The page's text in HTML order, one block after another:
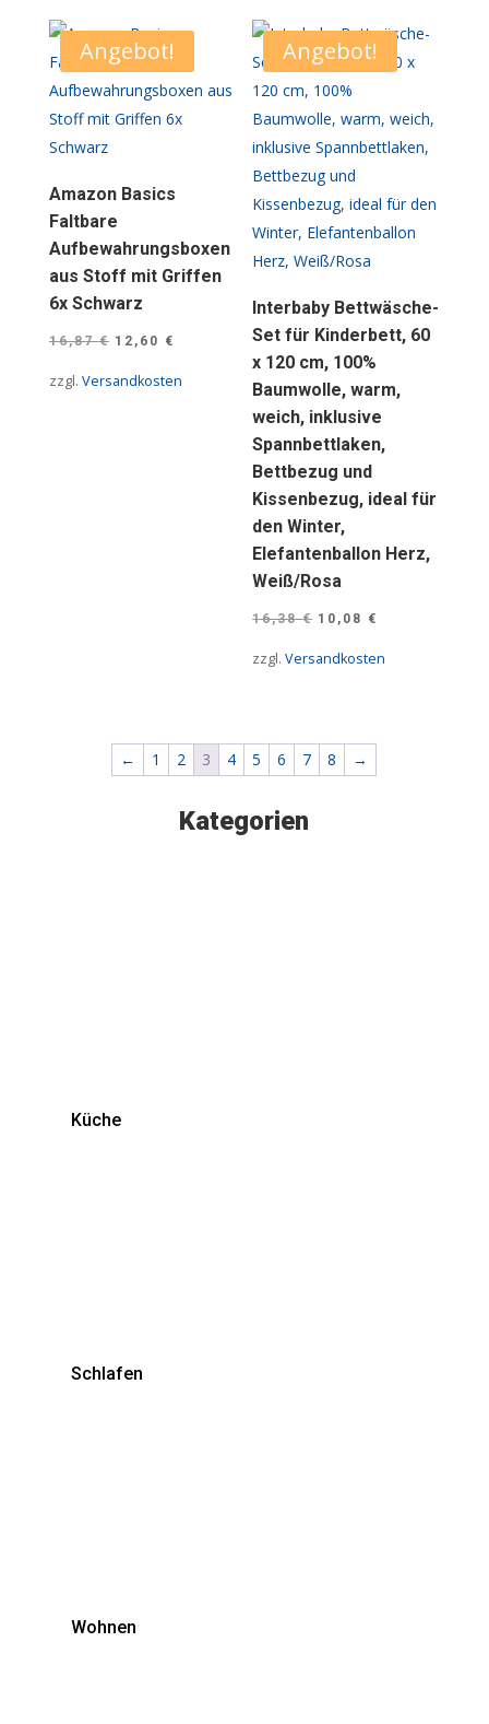
Angebot!
Amazon Basics
Faltbare
Aufbewahrungsboxen
aus Stoff mit Griffen
6x Schwarz
16,87€ Ursprünglicher
12,60 €
zzgl. Versandkosten
Angebot!
Interbaby Bettwäsche-
Set für Kinderbett, 60
x 120 cm, 100%
Baumwolle, warm,
weich, inklusive
Spannbettlaken,
Bettbezug und
Kissenbezug, ideal für
den Winter,
Elefantenballon Herz,
Weiß/Rosa
16,38€ Ursprünglicher
10,08 €
zzgl.Versandkosten
← 1 2 3 4 5 6 7 8 →
Kategorien
Küche
Schlafen
Wohnen